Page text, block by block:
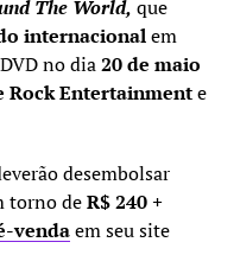
The World, que
internacionalem
no dia20 de maio
Rock Entertainmente
desembolsar
torno deR$ 240 +
vendaem seu site